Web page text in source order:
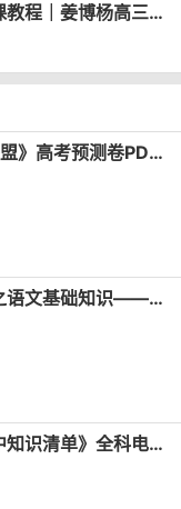
【视频】2027年高考语文一轮复习网课教程｜姜博杨高三语文上学期暑假班视频教程
2026版《金考卷百校联盟》高考预测卷PDF电子版下载
高中语文高三一轮复习之语文基础知识——短语类型+课件（20张PPT）
2023-2025版《53高中知识清单》全科电子版下载